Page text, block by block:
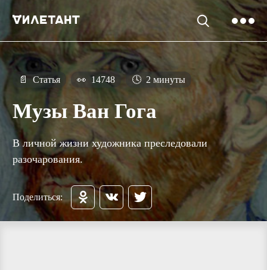
📄 Статья 👀 14748 🕓 2 минуты
Музы Ван Гога
В личной жизни художника преследовали
разочарования.
Поделиться: